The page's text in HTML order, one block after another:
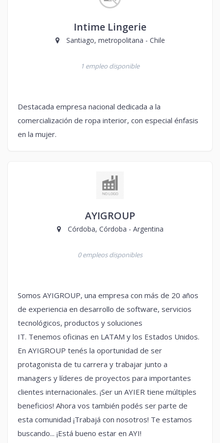
Intime Lingerie
Santiago, metropolitana - Chile
1 empleo disponible
Destacada empresa nacional dedicada a la
comercialización de ropa interior, con especial énfasis
en la mujer.
AYIGROUP
Córdoba, Córdoba - Argentina
0 empleos disponibles
Somos AYIGROUP, una empresa con más de 20 años
de experiencia en desarrollo de software, servicios
tecnológicos, productos y soluciones
IT. Tenemos oficinas en LATAM y los Estados Unidos.
En AYIGROUP tenés la oportunidad de ser
protagonista de tu carrera y trabajar junto a
managers y líderes de proyectos para importantes
clientes internacionales. ¡Ser un AYIER tiene múltiples
beneficios! Ahora vos también podés ser parte de
esta comunidad ¡Trabajá con nosotros! Te estamos
buscando... ¡Está bueno estar en AYI!